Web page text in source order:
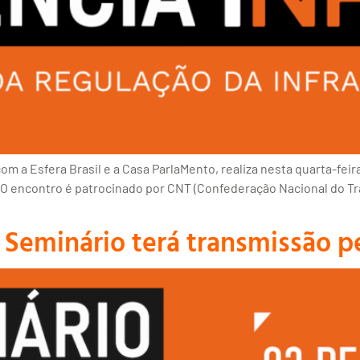
a Esfera Brasil e a Casa ParlaMento, realiza nesta quarta-
encontro é patrocinado por CNT (Confederação Nacional do
terá transmissão